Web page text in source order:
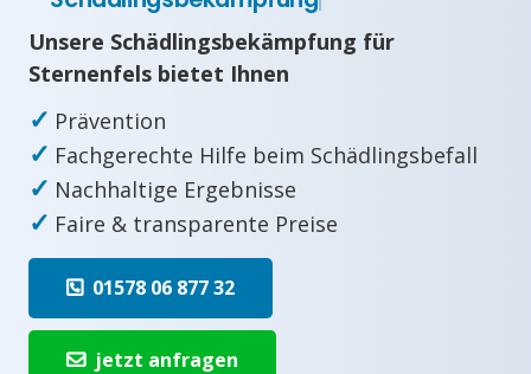
Unsere Schädlingsbekämpfung für
Sternenfels bietet Ihnen
✓ Prävention
✓ Fachgerechte Hilfe beim Schädlingsbefall
✓ Nachhaltige Ergebnisse
✓ Faire & transparente Preise
01578 06 877 32
jetzt anfragen